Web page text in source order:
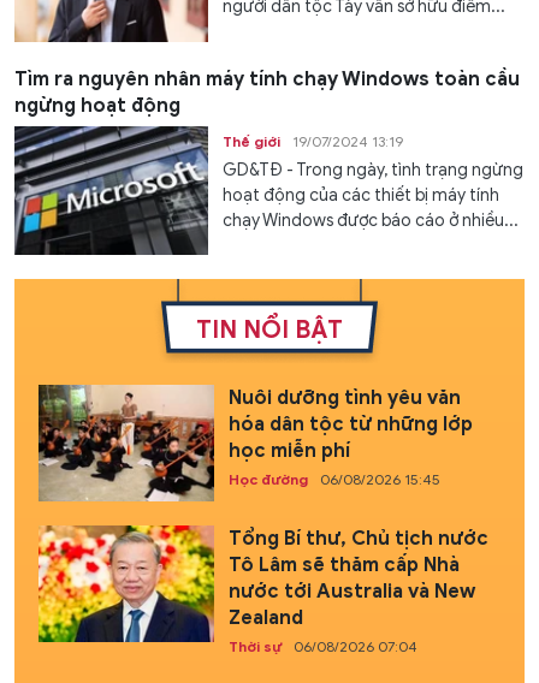
người dân tộc Tày vẫn sở hữu điểm...
Tìm ra nguyên nhân máy tính chạy Windows toàn cầu
ngừng hoạt động
Thế giới 19/07/2024 13:19
GD&TĐ - Trong ngày, tình trạng ngừng
hoạt động của các thiết bị máy tính
chạy Windows được báo cáo ở nhiều...
TIN NỔI BẬT
Nuôi dưỡng tình yêu văn
hóa dân tộc từ những lớp
học miễn phí
Học đường 06/08/2026 15:45
Tổng Bí thư, Chủ tịch nước
Tô Lâm sẽ thăm cấp Nhà
nước tới Australia và New
Zealand
Thời sự 06/08/2026 07:04